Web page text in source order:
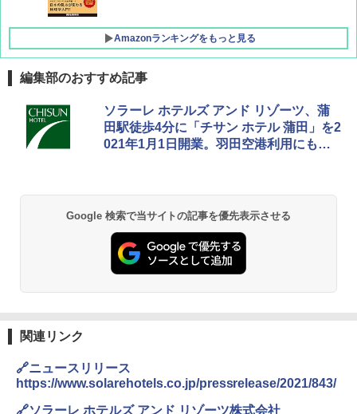
Amazonランキングをもっと見る
[キャンパーズコレクション 山善] ポップアッ
プテント 傘みたいに広げて畳める パッとサ
ッとサンシェード キューブ フルクローズ メ
ッシュ 簡単設置 ワンタッチテント キャンプ
PYKES PEAK (パイクスピーク) 着替えテン
ト プライバシー テント 【中が透けない】 1
人用 折りたたみ 防災グッズ 災害用トイレ ビ
ーチ ピクニック ポップアップテント 携帯 簡
ENDLESS BASE 《めざましテレビで紹介》
テント ワンタッチ RENEW 幅200 2-3人用 43
500002(89232)
GRANDOOR ステンレス保冷剤 2個セット 2
026リニューアル 急速冷凍 空間倍増 衛生的
コンパクト 保冷力長持ち
ラソル ガーデン サイトシート付 折りたたみ
防水 UVカット 4段階高さ調整 軽量 収納袋付
き
￥6,459
秒）射程5～10m 安全ロック搭載 携帯収納袋
付き ヒグマ・イノシシ対策 自治体・教育機
関の購入実績 登山・キャンプ・アウトドア・
防災用品 長期保存可能 緊急時用 日本国内発
編集部のおすすめ記事
ソラーレ ホテルズ アンド リゾーツ、蒲
田駅徒歩4分に「チサン ホテル 蒲田」を2
021年1月1日開業。羽田空港利用にも便
Google 検索で当サイトの記事を優先表示させる
関連リンク
🔗ニュースリリース
https://www.solarehotels.co.jp/pressrelease/2021/843/
🔗ソラーレ ホテルズ アンド リゾーツ株式会社